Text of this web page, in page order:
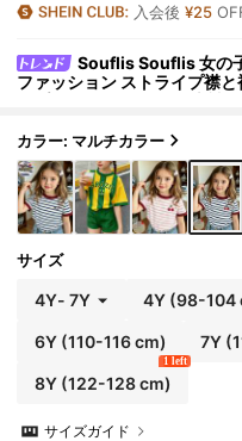
入会後¥25
Souflis Souflis 女の
ファッション ストライプ襟
カラー: マルチカラー
サイズ
4Y- 7Y 4Y (98-104
6Y(110-116 cm) 7Y
8Y(122-128 cm)
1 left
サイズガイド